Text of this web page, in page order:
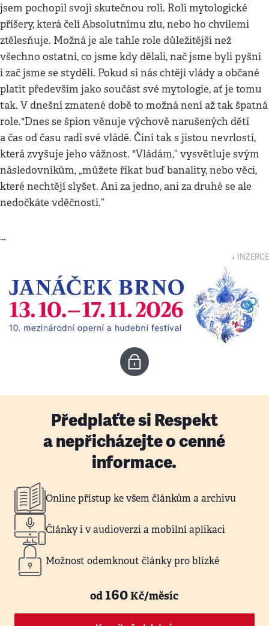
jsem pochopil svoji skutečnou roli. Roli mytologické
příšery, která čelí Absolutnímu zlu, nebo ho chvílemi
ztělesňuje. Možná je ale tahle role důležitější než
všechno ostatní, co jsme kdy dělali, nač jsme byli pyšní
i zač jsme se styděli. Pokud si nás chtějí vlády a občané
platit především jako součást své mytologie, ať je tomu
tak. V dnešní zmatené době to možná není až tak špatná
role."Dnes se špion věnuje výchově narušených dětí
a čas od času radí své vládě. Činí tak s jistou nevrlostí,
která zvyšuje jeho vážnost. "Vládám,“ vysvětluje svým
následovníkům, „můžete říkat buď banality, nebo věci,
které nechtějí slyšet. Ani za jedno, ani za druhé se ale
nedočkáte vděčnosti.“
…
↓ INZERCE
Předplaťte si Respekt
a nepřicházejte o cenné
informace.
Online přístup ke všem článkům a archivu
Články i v audioverzi a mobilní aplikaci
Možnost odemknout články pro blízké
od160Kč/měsíc